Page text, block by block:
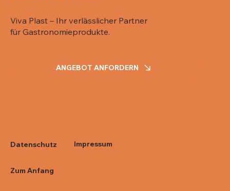
Viva Plast – Ihr verlässlicher Partner
für Gastronomieprodukte.
ANGEBOT ANFORDERN
Datenschutz
Zum Anfang
Impressum